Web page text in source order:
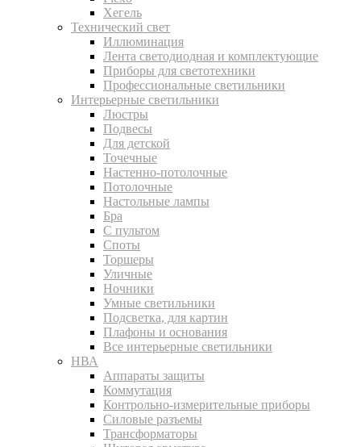
Хегель
Технический свет
Иллюминация
Лента светодиодная и комплектующие
Приборы для светотехники
Профессиональные светильники
Интерьерные светильники
Люстры
Подвесы
Для детской
Точечные
Настенно-потолочные
Потолочные
Настольные лампы
Бра
С пультом
Споты
Торшеры
Уличные
Ночники
Умные светильники
Подсветка, для картин
Плафоны и основания
Все интерьерные светильники
НВА
Аппараты защиты
Коммутация
Контрольно-измерительные приборы
Силовые разъемы
Трансформаторы